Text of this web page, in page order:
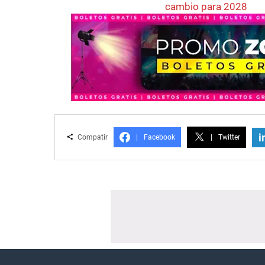
cambio para 2028
Compatir Facebook Twitter